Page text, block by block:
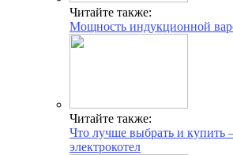
Читайте также:
Мощность индукционной
Читайте также:
Что лучше выбрать и купить
электрокотел